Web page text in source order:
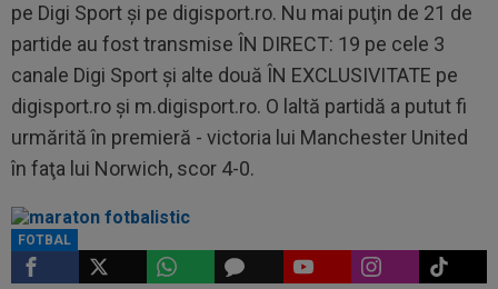
pe Digi Sport şi pe digisport.ro. Nu mai puţin de 21 de
partide au fost transmise ÎN DIRECT: 19 pe cele 3
canale Digi Sport şi alte două ÎN EXCLUSIVITATE pe
digisport.ro şi m.digisport.ro. O laltă partidă a putut fi
urmărită în premieră - victoria lui Manchester United
în faţa lui Norwich, scor 4-0.
FOTBAL